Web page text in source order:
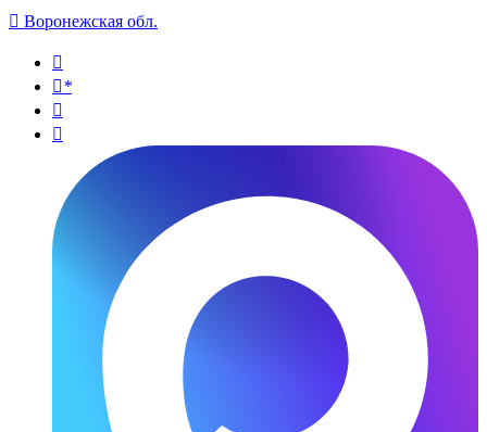
 Воронежская обл.

*

